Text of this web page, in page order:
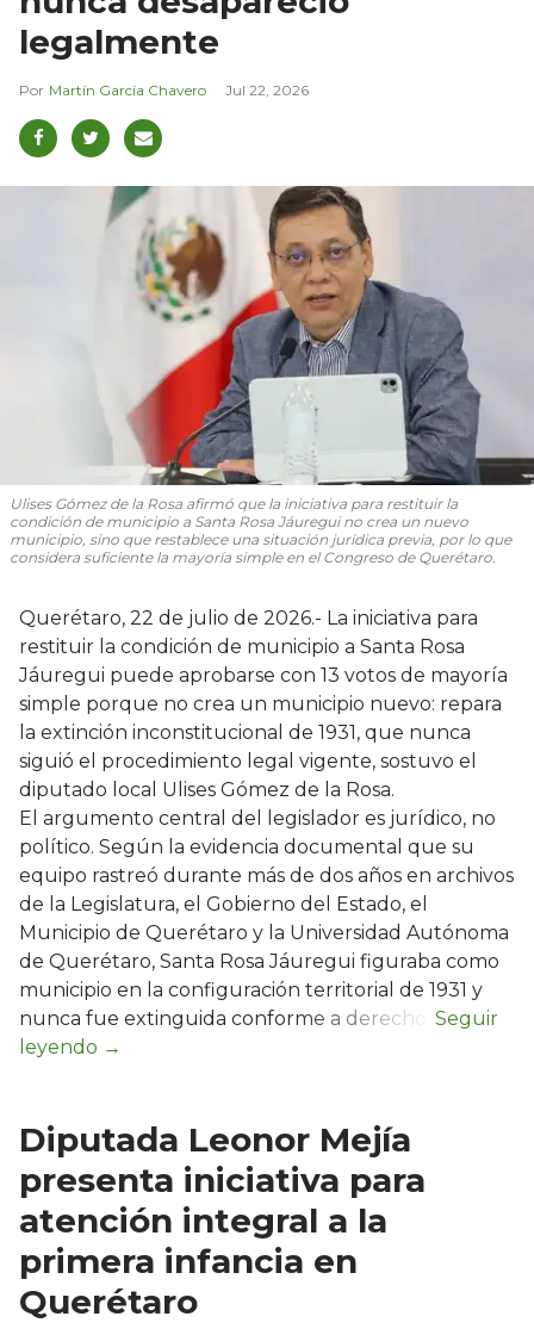
legalmente
Martín García Chavero Jul 22, 2026
Ulises Gómez de la Rosa afirmó que la iniciativa para restituir la
condición de municipio a Santa Rosa Jáuregui no crea un nuevo
municipio, sino que restablece una situación jurídica previa, por lo que
considera suficiente la mayoría simple en el Congreso de Querétaro.
Querétaro, 22 de julio de 2026.- La iniciativa para
restituir la condición de municipio a Santa Rosa
Jáuregui puede aprobarse con 13 votos de mayoría
simple porque no crea un municipio nuevo: repara
la extinción inconstitucional de 1931, que nunca
siguió el procedimiento legal vigente, sostuvo el
diputado local Ulises Gómez de la Rosa.
El argumento central del legislador es jurídico, no
político. Según la evidencia documental que su
equipo rastreó durante más de dos años en archivos
de la Legislatura, el Gobierno del Estado, el
Municipio de Querétaro y la Universidad Autónoma
de Querétaro, Santa Rosa Jáuregui figuraba como
municipio en la configuración territorial de 1931 y
nunca fue extinguida conforme a derecho.
Diputada Leonor Mejía
presenta iniciativa para
atención integral a la
primera infancia en
Querétaro